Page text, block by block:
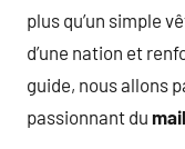
plus qu’un simple
d’une nation et
guide, nous allons
passionnant du